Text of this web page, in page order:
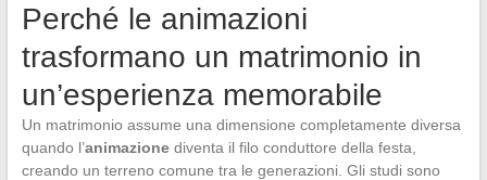
Perché le animazioni
trasformano un matrimonio in
un’esperienza memorabile
Un matrimonio assume una dimensione completamente diversa
quando l’animazionediventa il filo conduttore della festa,
creando un terreno comune tra le generazioni. Gli studi sono